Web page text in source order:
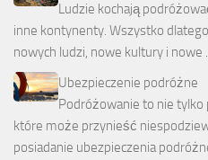
Ludzie kochają
inne kontynenty. Wszystko
nowych ludzi, nowe kultury i nowe
Ubezpieczenie podróżne
Podróżowanie to nie tylko
które może przynieść
posiadanie ubezpieczenia